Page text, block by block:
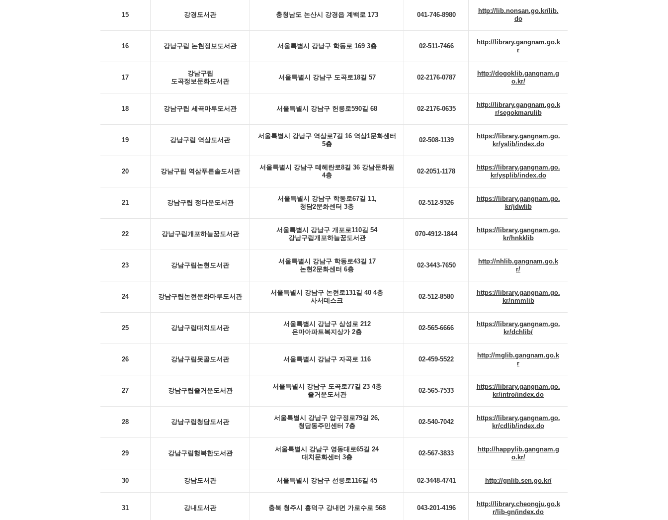
15 강경도서관 충청남도 논산시 강경읍 계백로 173 041-746-8980
http://lib.nonsan.go.kr/lib.
do
16 강남구립 논현정보도서관 서울특별시 강남구 학동로 169 3층 02-511-7466
http://library.gangnam.go.k
r
17
강남구립
도곡정보문화도서관
서울특별시 강남구 도곡로18길 57 02-2176-0787
http://dogoklib.gangnam.g
o.kr/
18 강남구립 세곡마루도서관 서울특별시 강남구 헌릉로590길 68 02-2176-0635
http://library.gangnam.go.k
r/segokmarulib
19 강남구립 역삼도서관
서울특별시 강남구 역삼로7길 16 역삼1문화센터
5층
02-508-1139
https://library.gangnam.go.
kr/yslib/index.do
20 강남구립 역삼푸른솔도서관
서울특별시 강남구 테헤란로8길 36 강남문화원
4층
02-2051-1178
https://library.gangnam.go.
kr/ysplib/index.do
21 강남구립 정다운도서관
서울특별시 강남구 학동로67길 11,
청담2문화센터 3층
02-512-9326
https://library.gangnam.go.
kr/jdwlib
22 강남구립개포하늘꿈도서관
서울특별시 강남구 개포로110길 54
강남구립개포하늘꿈도서관
070-4912-1844
https://library.gangnam.go.
kr/hnkklib
23 강남구립논현도서관
서울특별시 강남구 학동로43길 17
논현2문화센터 6층
02-3443-7650
http://nhlib.gangnam.go.k
r/
24 강남구립논현문화마루도서관
서울특별시 강남구 논현로131길 40 4층
사서데스크
02-512-8580
https://library.gangnam.go.
kr/nmmlib
25 강남구립대치도서관
서울특별시 강남구 삼성로 212
은마아파트복지상가 2층
02-565-6666
https://library.gangnam.go.
kr/dchlib/
26 강남구립못골도서관 서울특별시 강남구 자곡로 116 02-459-5522
http://mglib.gangnam.go.k
r
27 강남구립즐거운도서관
서울특별시 강남구 도곡로77길 23 4층
즐거운도서관
02-565-7533
https://library.gangnam.go.
kr/intro/index.do
28 강남구립청담도서관
서울특별시 강남구 압구정로79길 26,
청담동주민센터 7층
02-540-7042
https://library.gangnam.go.
kr/cdlib/index.do
29 강남구립행복한도서관
서울특별시 강남구 영동대로65길 24
대치문화센터 3층
02-567-3833
http://happylib.gangnam.g
o.kr/
30 강남도서관 서울특별시 강남구 선릉로116길 45 02-3448-4741 http://gnlib.sen.go.kr/
31 강내도서관 충북 청주시 흥덕구 강내면 가로수로 568 043-201-4196
http://library.cheongju.go.k
r/lib-gn/index.do